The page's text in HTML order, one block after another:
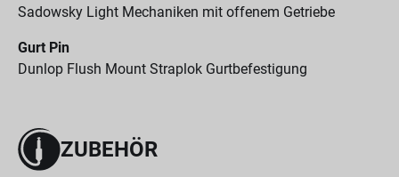
Sadowsky Light Mechaniken mit offenem Getriebe
Gurt Pin
Dunlop Flush Mount Straplok Gurtbefestigung
ZUBEHÖR